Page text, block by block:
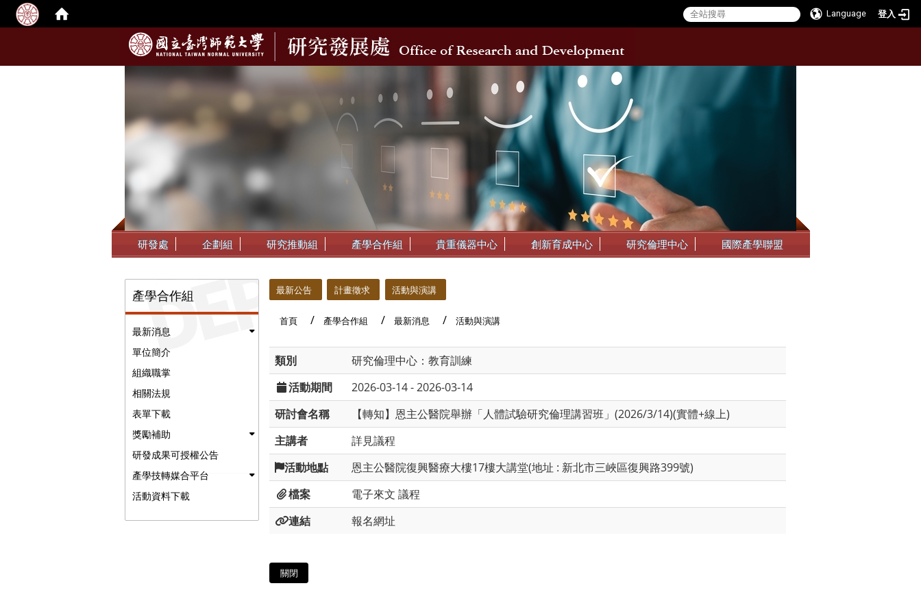
Language 登入
::: 研發處 企劃組 研究推動組 產學合作組 貴重儀器中心 創新育成中心 研究倫理中心 國際產學聯盟
產學合作組
最新消息
單位簡介
組織職掌
相關法規
表單下載
獎勵補助
研發成果可授權公告
產學技轉媒合平台
活動資料下載
最新公告 計畫徵求 活動與演講
首頁 產學合作組 最新消息 活動與演講
類別
研究倫理中心：教育訓練
活動期間
2026-03-14 - 2026-03-14
研討會名稱
【轉知】恩主公醫院舉辦「人體試驗研究倫理講習班」(2026/3/14)(實體+線上)
主講者
詳見議程
活動地點
恩主公醫院復興醫療大樓17樓大講堂(地址 : 新北市三峽區復興路399號)
檔案
電子來文 議程
連結
報名網址
關閉